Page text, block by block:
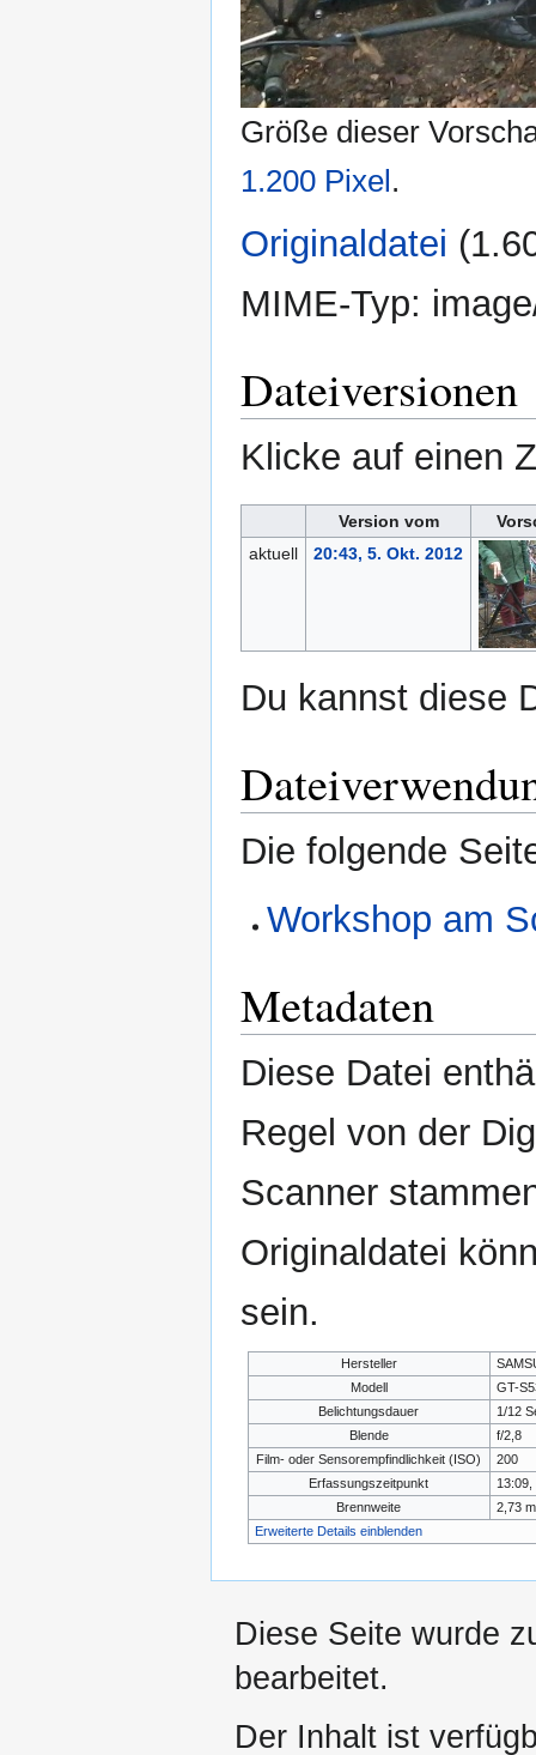
Größe dieser
1.200 Pixel.
Originaldatei
MIME-Typ:
Dateiversionen
Klicke auf einen
Version vom
aktuell
20:43, 5. Okt. 2012
Du kannst diese
Die folgende
Workshop am
Metadaten
Diese Datei
Regel von der
Scanner
Originaldatei
sein.
Hersteller
Modell
GT-
Belichtungsdauer
1/12
Blende
f/2,8
Film- oder Sensorempfindlichkeit (ISO)
200
Erfassungszeitpunkt
13:09,
Brennweite
2,73
Erweiterte Details einblenden
Diese Seite wurde
bearbeitet.
Der Inhalt ist